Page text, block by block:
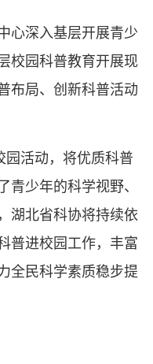
心深入基层开展青少
校园科普教育开展现
布局、创新科普活动
园活动，将优质科普
少年的科学视野、
湖北省科协将持续依
普进校园工作，丰富
全民科学素质稳步提